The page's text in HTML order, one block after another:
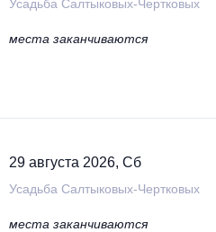
Усадьба Салтыковых-Чертковых
места заканчиваются
29 августа 2026, Сб
Усадьба Салтыковых-Чертковых
места заканчиваются